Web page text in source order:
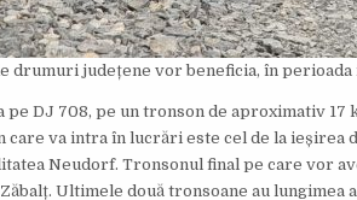
drumuri județene vor beneficia, în
DJ 708, pe un tronson de aproximativ
care va intra în lucrări este cel de la ieșirea
Neudorf. Tronsonul final pe care vor
Ultimele două tronsoane au lungimea